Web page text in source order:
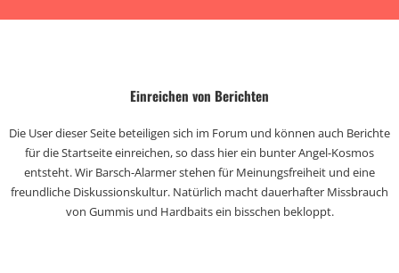
Einreichen von Berichten
Die User dieser Seite beteiligen sich im Forum und können auch Berichte
für die Startseite einreichen, so dass hier ein bunter Angel-Kosmos
entsteht. Wir Barsch-Alarmer stehen für Meinungsfreiheit und eine
freundliche Diskussionskultur. Natürlich macht dauerhafter Missbrauch
von Gummis und Hardbaits ein bisschen bekloppt.